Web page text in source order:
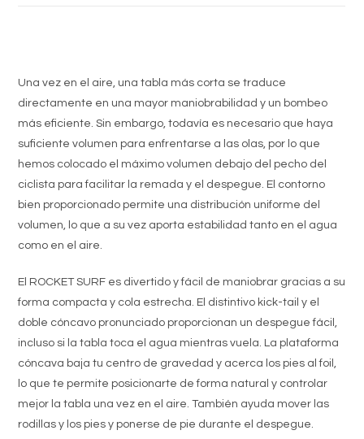
Una vez en el aire, una tabla más corta se traduce
directamente en una mayor maniobrabilidad y un bombeo
más eficiente.Sin embargo, todavía es necesario que haya
suficiente volumen para enfrentarse a las olas, por lo que
hemos colocado el máximo volumen debajo del pecho del
ciclista para facilitar la remada y el despegue. El contorno
bien proporcionado permite una distribución uniforme del
volumen, lo que a su vez aporta estabilidad tanto en el agua
como en el aire.
El ROCKET SURF es divertido y fácil de maniobrar gracias a su
forma compacta y cola estrecha. El distintivo kick-tail y el
doble cóncavo pronunciado proporcionan un despegue fácil,
incluso si la tabla toca el agua mientras vuela. La plataforma
cóncava baja tu centro de gravedad y acerca los pies al foil,
lo que te permite posicionarte de forma natural y controlar
mejor la tabla una vez en el aire. También ayuda mover las
rodillas y los pies y ponerse de pie durante el despegue.